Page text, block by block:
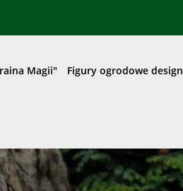
Magii" Figury ogrodowe design